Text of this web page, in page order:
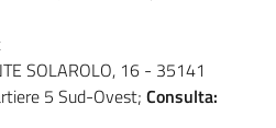
SOLAROLO, 16 - 35141
5 Sud-Ovest; Consulta: